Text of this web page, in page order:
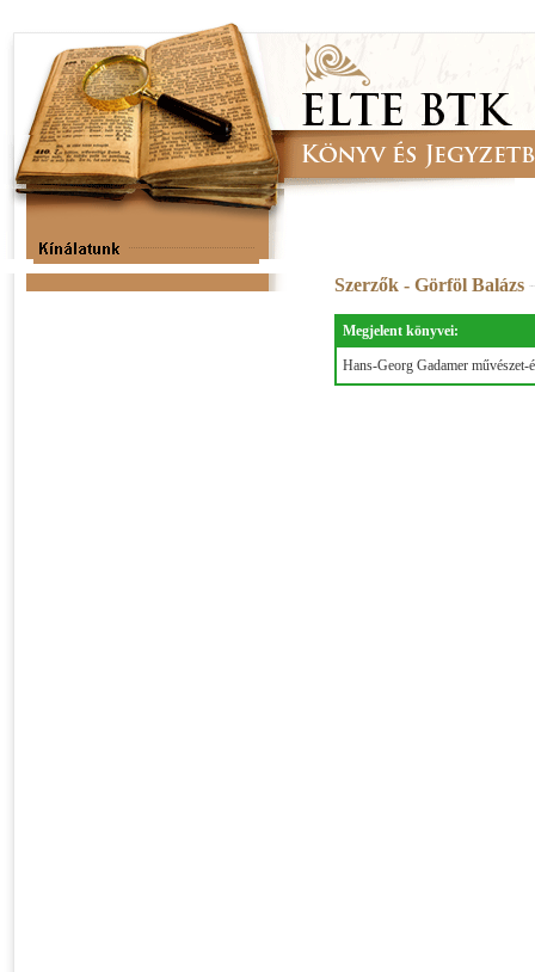
Szerzők - Görföl Balázs
Megjelent könyvei:
Hans-Georg Gadamer művészet-